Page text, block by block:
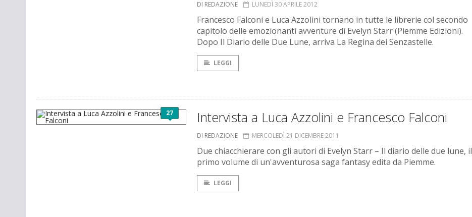
DI REDAZIONE LUNEDÌ 30 APRILE 2012
Francesco Falconi e Luca Azzolini tornano in tutte le librerie col secondo
capitolo delle emozionanti avventure di Evelyn Starr (Piemme Edizioni).
Dopo Il Diario delle Due Lune, arriva La Regina dei Senzastelle.
LEGGI
27 Intervista a Luca Azzolini e Francesco Falconi
DI REDAZIONE MERCOLEDÌ 21 DICEMBRE 2011
Due chiacchierare con gli autori di Evelyn Starr – Il diario delle due lune, il
primo volume di un'avventurosa saga fantasy edita da Piemme.
LEGGI